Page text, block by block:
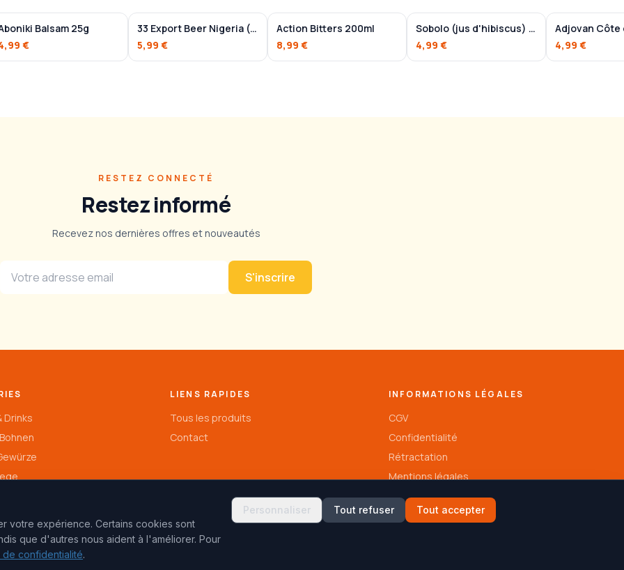
Balsam 25g
€
33 Export Beer Nigeria (lot)
5,99 €
Action Bitters 200ml
8,99 €
Sobolo (jus d'hibiscus) 750ml
4,99 €
4,99 €
RESTEZ CONNECTÉ
Restez informé
Recevez nos dernières offres et nouveautés
S'inscrire
Drinks
LIENS RAPIDES
Tous les produits
Contact
INFORMATIONS LÉGALES
CGV
Confidentialité
Rétractation
Mentions légales
votre expérience. Certains cookies sont
que d'autres nous aident à l'améliorer. Pour
confidentialité.
Personnaliser Tout refuser Tout accepter